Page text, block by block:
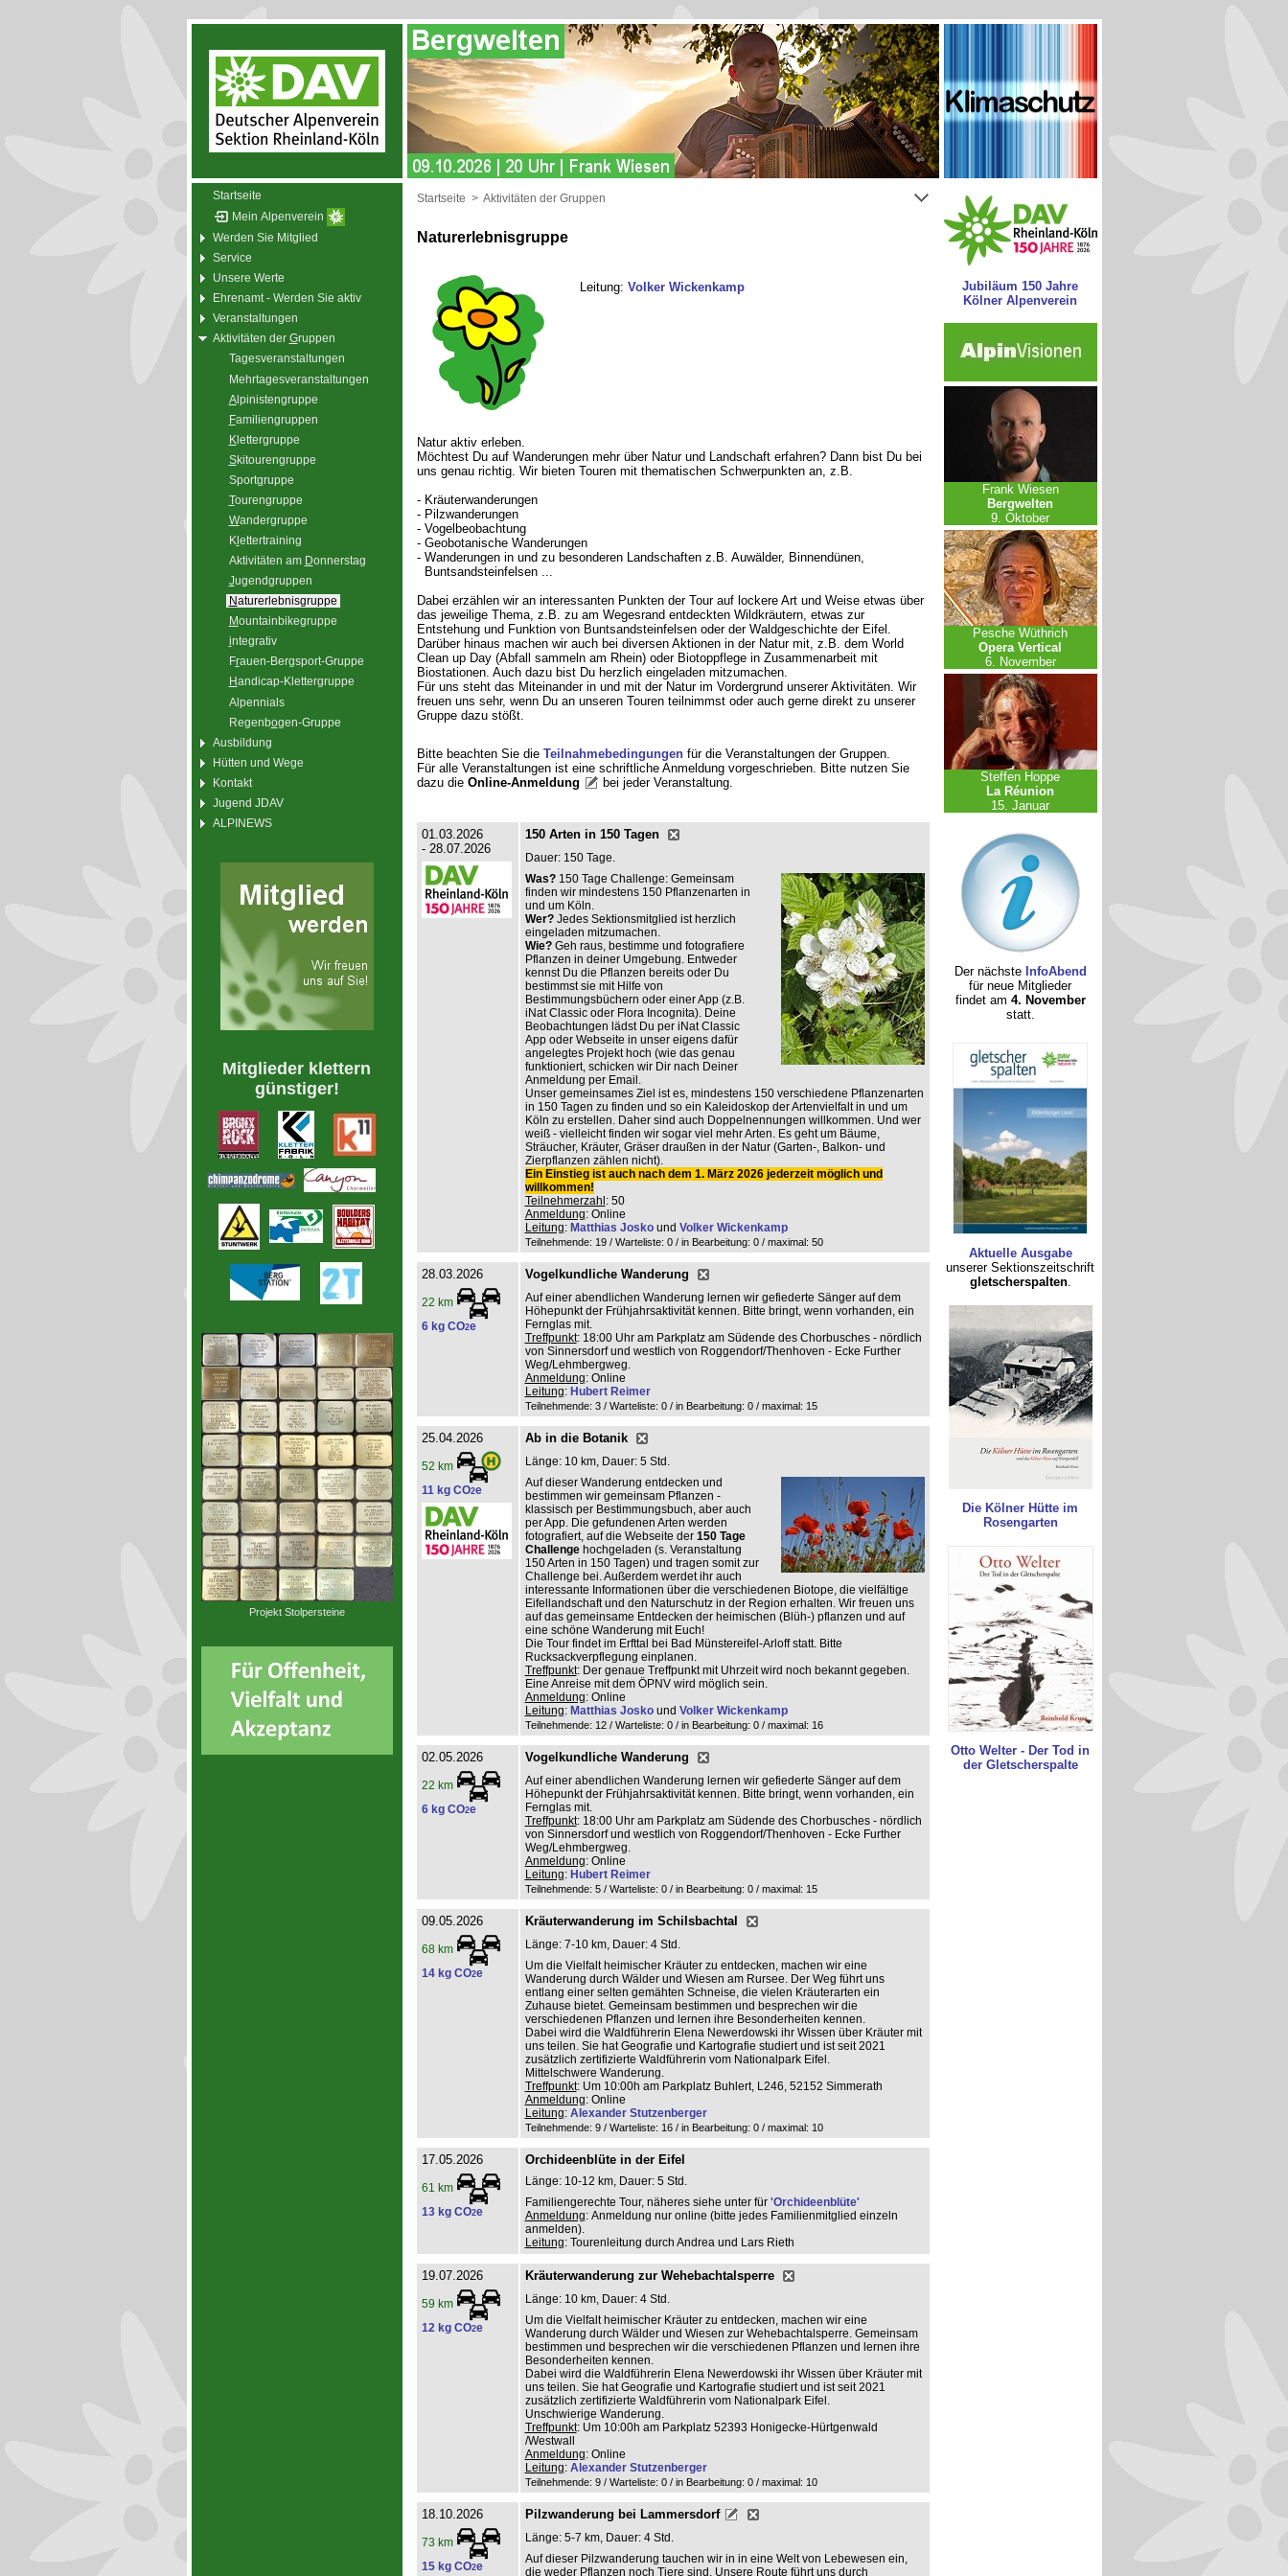
Startseite
Mein Alpenverein
Werden Sie Mitglied
Service
Unsere Werte
Ehrenamt - Werden Sie aktiv
Veranstaltungen
Aktivitäten der Gruppen
Tagesveranstaltungen
Mehrtagesveranstaltungen
Alpinistengruppe
Familiengruppen
Klettergruppe
Skitourengruppe
Sportgruppe
Tourengruppe
Wandergruppe
Kl ettertraining
Aktivitäten am Donnerstag
Jugendgruppen
Naturerlebnisgruppe
Mountainbikegruppe
integrativ
Frauen-Bergsport-Gruppe
Handicap-Klettergruppe
Alpennials
Regenbogen-Gruppe
Ausbildung
Hütten und Wege
Kontakt
Jugend JDAV
ALPINEWS
Mitglieder klettern
günstiger!
Projekt Stolpersteine
Startseite > Aktivitäten der Gruppen
Naturerlebnisgruppe
Leitung: Volker Wickenkamp
Natur aktiv erleben.
Möchtest Du auf Wanderungen mehr über Natur und Landschaft erfahren? Dann bist Du bei
uns genau richtig. Wir bieten Touren mit thematischen Schwerpunkten an, z.B.
- Kräuterwanderungen
- Pilzwanderungen
- Vogelbeobachtung
- Geobotanische Wanderungen
- Wanderungen in und zu besonderen Landschaften z.B. Auwälder, Binnendünen,
Buntsandsteinfelsen ...
Dabei erzählen wir an interessanten Punkten der Tour auf lockere Art und Weise etwas über
das jeweilige Thema, z.B. zu am Wegesrand entdeckten Wildkräutern, etwas zur
Entstehung und Funktion von Buntsandsteinfelsen oder der Waldgeschichte der Eifel.
Darüber hinaus machen wir auch bei diversen Aktionen in der Natur mit, z.B. dem World
Clean up Day (Abfall sammeln am Rhein) oder Biotoppflege in Zusammenarbeit mit
Biostationen. Auch dazu bist Du herzlich eingeladen mitzumachen.
Für uns steht das Miteinander in und mit der Natur im Vordergrund unserer Aktivitäten. Wir
freuen uns sehr, wenn Du an unseren Touren teilnimmst oder auch gerne direkt zu unserer
Gruppe dazu stößt.
Bitte beachten Sie die Teilnahmebedingungenfür die Veranstaltungen der Gruppen.
Für alle Veranstaltungen ist eine schriftliche Anmeldung vorgeschrieben. Bitte nutzen Sie
dazu die Online-Anmeldung bei jeder Veranstaltung.
01.03.2026
- 28.07.2026
150 Arten in 150 Tagen
Dauer: 150 Tage.
Was?150 Tage Challenge: Gemeinsam
finden wir mindestens 150 Pflanzenarten in
und um Köln.
Wer?Jedes Sektionsmitglied ist herzlich
eingeladen mitzumachen.
Wie?Geh raus, bestimme und fotografiere
Pflanzen in deiner Umgebung. Entweder
kennst Du die Pflanzen bereits oder Du
bestimmst sie mit Hilfe von
Bestimmungsbüchern oder einer App (z.B.
iNat Classic oder Flora Incognita). Deine
Beobachtungen lädst Du per iNat Classic
App oder Webseite in unser eigens dafür
angelegtes Projekt hoch (wie das genau
funktioniert, schicken wir Dir nach Deiner
Anmeldung per Email.
Unser gemeinsames Ziel ist es, mindestens 150 verschiedene Pflanzenarten
in 150 Tagen zu finden und so ein Kaleidoskop der Artenvielfalt in und um
Köln zu erstellen. Daher sind auch Doppelnennungen willkommen. Und wer
weiß - vielleicht finden wir sogar viel mehr Arten. Es geht um Bäume,
Sträucher, Kräuter, Gräser draußen in der Natur (Garten-, Balkon- und
Zierpflanzen zählen nicht).
Ein Einstieg ist auch nach dem 1. März 2026 jederzeit möglich und
willkommen!
Teilnehmerzahl : 50
Anmeldung: Online
Leitung: Matthias Joskound Volker Wickenkamp
Teilnehmende: 19 / Warteliste: 0 / in Bearbeitung: 0 / maximal: 50
28.03.2026
22 km
6 kg CO2e
Vogelkundliche Wanderung
Auf einer abendlichen Wanderung lernen wir gefiederte Sänger auf dem
Höhepunkt der Frühjahrsaktivität kennen. Bitte bringt, wenn vorhanden, ein
Fernglas mit.
Treffpunkt: 18:00 Uhr am Parkplatz am Südende des Chorbusches - nördlich
von Sinnersdorf und westlich von Roggendorf/Thenhoven - Ecke Further
Weg/Lehmbergweg.
Anmeldung: Online
Leitung: Hubert Reimer
Teilnehmende: 3 / Warteliste: 0 / in Bearbeitung: 0 / maximal: 15
25.04.2026
52 km
11 kg CO2e
Ab in die Botanik
Länge: 10 km, Dauer: 5 Std.
Auf dieser Wanderung entdecken und
bestimmen wir gemeinsam Pflanzen -
klassisch per Bestimmungsbuch, aber auch
per App. Die gefundenen Arten werden
fotografiert, auf die Webseite der 150 Tage
Challengehochgeladen (s. Veranstaltung
150 Arten in 150 Tagen) und tragen somit zur
Challenge bei. Außerdem werdet ihr auch
interessante Informationen über die verschiedenen Biotope, die vielfältige
Eifellandschaft und den Naturschutz in der Region erhalten. Wir freuen uns
auf das gemeinsame Entdecken der heimischen (Blüh-) pflanzen und auf
eine schöne Wanderung mit Euch!
Die Tour findet im Erfttal bei Bad Münstereifel-Arloff statt. Bitte
Rucksackverpflegung einplanen.
Treffpunkt: Der genaue Treffpunkt mit Uhrzeit wird noch bekannt gegeben.
Eine Anreise mit dem ÖPNV wird möglich sein.
Anmeldung: Online
Leitung: Matthias Joskound Volker Wickenkamp
Teilnehmende: 12 / Warteliste: 0 / in Bearbeitung: 0 / maximal: 16
02.05.2026
22 km
6 kg CO2e
Vogelkundliche Wanderung
Auf einer abendlichen Wanderung lernen wir gefiederte Sänger auf dem
Höhepunkt der Frühjahrsaktivität kennen. Bitte bringt, wenn vorhanden, ein
Fernglas mit.
Treffpunkt: 18:00 Uhr am Parkplatz am Südende des Chorbusches - nördlich
von Sinnersdorf und westlich von Roggendorf/Thenhoven - Ecke Further
Weg/Lehmbergweg.
Anmeldung: Online
Leitung: Hubert Reimer
Teilnehmende: 5 / Warteliste: 0 / in Bearbeitung: 0 / maximal: 15
09.05.2026
68 km
14 kg CO2e
Kräuterwanderung im Schilsbachtal
Länge: 7-10 km, Dauer: 4 Std.
Um die Vielfalt heimischer Kräuter zu entdecken, machen wir eine
Wanderung durch Wälder und Wiesen am Rursee. Der Weg führt uns
entlang einer selten gemähten Schneise, die vielen Kräuterarten ein
Zuhause bietet. Gemeinsam bestimmen und besprechen wir die
verschiedenen Pflanzen und lernen ihre Besonderheiten kennen.
Dabei wird die Waldführerin Elena Newerdowski ihr Wissen über Kräuter mit
uns teilen. Sie hat Geografie und Kartografie studiert und ist seit 2021
zusätzlich zertifizierte Waldführerin vom Nationalpark Eifel.
Mittelschwere Wanderung.
Treffpunkt: Um 10:00h am Parkplatz Buhlert, L246, 52152 Simmerath
Anmeldung: Online
Leitung: Alexander Stutzenberger
Teilnehmende: 9 / Warteliste: 16 / in Bearbeitung: 0 / maximal: 10
17.05.2026
61 km
13 kg CO2e
Orchideenblüte in der Eifel
Länge: 10-12 km, Dauer: 5 Std.
Familiengerechte Tour, näheres siehe unter für 'Orchideenblüte'
Anmeldung: Anmeldung nur online (bitte jedes Familienmitglied einzeln
anmelden).
Leitung: Tourenleitung durch Andrea und Lars Rieth
19.07.2026
59 km
12 kg CO2e
Kräuterwanderung zur Wehebachtalsperre
Länge: 10 km, Dauer: 4 Std.
Um die Vielfalt heimischer Kräuter zu entdecken, machen wir eine
Wanderung durch Wälder und Wiesen zur Wehebachtalsperre. Gemeinsam
bestimmen und besprechen wir die verschiedenen Pflanzen und lernen ihre
Besonderheiten kennen.
Dabei wird die Waldführerin Elena Newerdowski ihr Wissen über Kräuter mit
uns teilen. Sie hat Geografie und Kartografie studiert und ist seit 2021
zusätzlich zertifizierte Waldführerin vom Nationalpark Eifel.
Unschwierige Wanderung.
Treffpunkt: Um 10:00h am Parkplatz 52393 Honigecke-Hürtgenwald
/Westwall
Anmeldung: Online
Leitung: Alexander Stutzenberger
Teilnehmende: 9 / Warteliste: 0 / in Bearbeitung: 0 / maximal: 10
18.10.2026
73 km
15 kg CO2e
Pilzwanderung bei Lammersdorf
Länge: 5-7 km, Dauer: 4 Std.
Auf dieser Pilzwanderung tauchen wir in in eine Welt von Lebewesen ein,
die weder Pflanzen noch Tiere sind. Unsere Route führt uns durch
Jubiläum 150 Jahre
Kölner Alpenverein
Frank Wiesen
Bergwelten
9. Oktober
Pesche Wüthrich
Opera Vertical
6. November
Steffen Hoppe
La Réunion
15. Januar
Der nächste InfoAbend
für neue Mitglieder
findet am 4. November
statt.
Aktuelle Ausgabe
unserer Sektionszeitschrift
gletscherspalten.
Die Kölner Hütte im
Rosengarten
Otto Welter - Der Tod in
der Gletscherspalte